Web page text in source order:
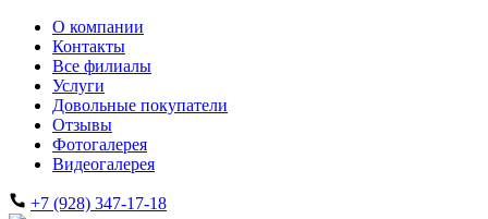
О компании
Контакты
Все филиалы
Услуги
Довольные покупатели
Отзывы
Фотогалерея
Видеогалерея
+7 (928) 347-17-18